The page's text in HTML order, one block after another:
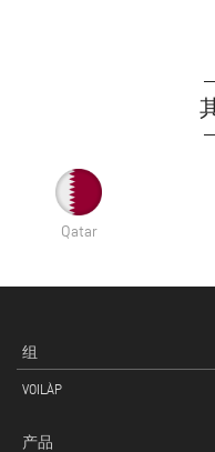
Qatar
组
VOILÀP
产品